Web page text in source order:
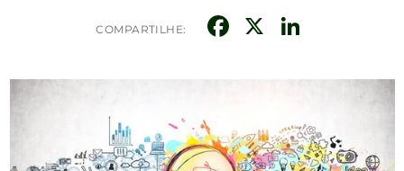
COMPARTILHE: Facebook
X